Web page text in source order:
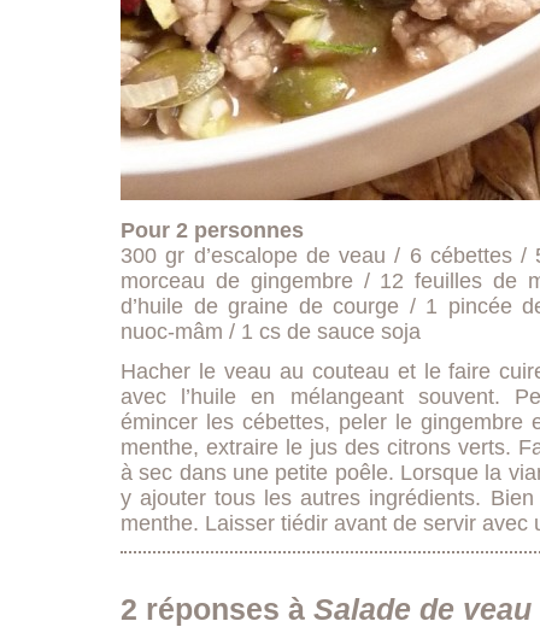
Pour 2 personnes
300 gr d’escalope de veau / 6 cébettes
morceau de gingembre / 12 feuilles de
d’huile de graine de courge / 1 pincée
nuoc-mâm / 1 cs de sauce soja
Hacher le veau au couteau et le faire
avec l’huile en mélangeant souvent.
émincer les cébettes, peler le gingembre
menthe, extraire le jus des citrons verts.
à sec dans une petite poêle. Lorsque la
y ajouter tous les autres ingrédients.
menthe. Laisser tiédir avant de servir avec
2 réponses à Salade de